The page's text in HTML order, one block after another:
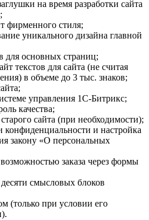
на время разработки сайта
фирменного стиля;
уникального дизайна главной
для основных страниц;
текстов для сайта (не считая
в объеме до 3 тыс. знаков;
управления 1С-Битрикс;
качества;
сайта (при необходимости);
конфиденциальности и настройка
закону «О персональных
заказа через формы
смысловых блоков
(только при условии его